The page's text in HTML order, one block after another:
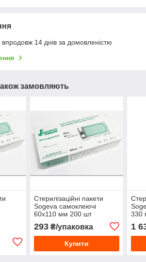
14 днів за домовленістю
замовляють
Стерилізаційні пакети
Sogeva самоклеючі
60х110 мм 200 шт
293₴/упаковка
Купити
330
1